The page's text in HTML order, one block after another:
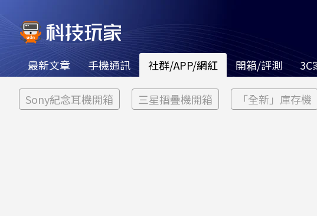
最新文章 手機通訊 社群/APP/網紅 開箱/評測 3C
Sony紀念耳機開箱 三星摺疊機開箱 「全新」庫存機